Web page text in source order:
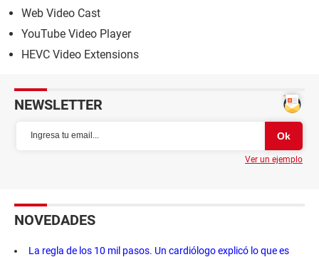
Web Video Cast
YouTube Video Player
HEVC Video Extensions
NEWSLETTER
Ver un ejemplo
NOVEDADES
La regla de los 10 mil pasos. Un cardiólogo explicó lo que es